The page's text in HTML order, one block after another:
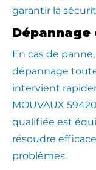
garantir la
Dépannage
En cas de
dépannage
intervient
MOUVAUX
qualifiée est
résoudre
problèmes.